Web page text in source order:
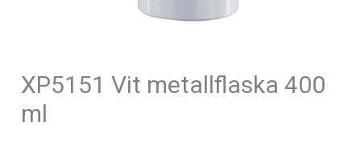
XP5151 Vit metallflaska 400
ml